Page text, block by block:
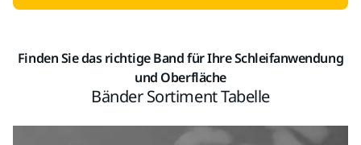
Finden Sie das richtige Band für Ihre Schleifanwendung
und Oberfläche
Bänder Sortiment Tabelle